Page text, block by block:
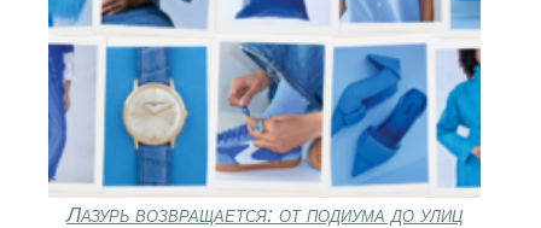
Лазурь возвращается: от подиума до улиц